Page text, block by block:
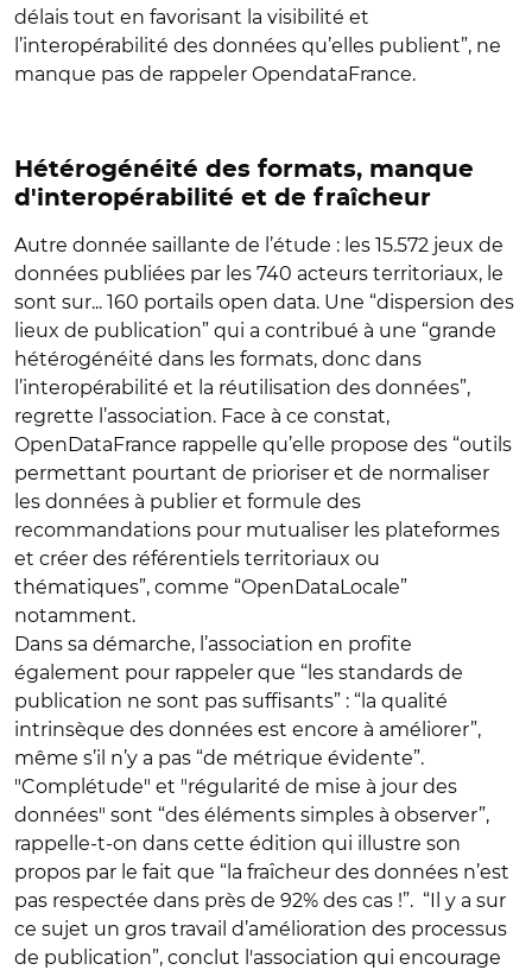
délais tout en favorisant la visibilité et
l’interopérabilité des données qu’elles publient”, ne
manque pas de rappeler OpendataFrance.
Hétérogénéité des formats, manque
d'interopérabilité et de fraîcheur
Autre donnée saillante de l’étude : les 15.572 jeux de
données publiées par les 740 acteurs territoriaux, le
sont sur... 160 portails open data. Une “dispersion des
lieux de publication” qui a contribué à une “grande
hétérogénéité dans les formats, donc dans
l’interopérabilité et la réutilisation des données”,
regrette l’association. Face à ce constat,
OpenDataFrance rappelle qu’elle propose des “outils
permettant pourtant de prioriser et de normaliser
les données à publier et formule des
recommandations pour mutualiser les plateformes
et créer des référentiels territoriaux ou
thématiques”, comme “OpenDataLocale”
notamment.
Dans sa démarche, l’association en profite
également pour rappeler que “les standards de
publication ne sont pas suffisants” : “la qualité
intrinsèque des données est encore à améliorer”,
même s’il n’y a pas “de métrique évidente”.
"Complétude" et "régularité de mise à jour des
données" sont “des éléments simples à observer”,
rappelle-t-on dans cette édition qui illustre son
propos par le fait que “la fraîcheur des données n’est
pas respectée dans près de 92% des cas !”. “Il y a sur
ce sujet un gros travail d’amélioration des processus
de publication”, conclut l'association qui encourage